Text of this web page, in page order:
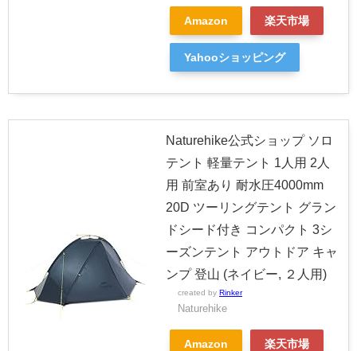
Amazon 楽天市場
Yahooショッピング
Naturehike公式ショップ ソロ
テント 軽量テント 1人用 2人
用 前室あり 耐水圧4000mm
20D ツーリングテント グラン
ドシード付き コンパクト 3シ
ーズンテント アウトドア キャ
ンプ 登山 (ネイビー, ２人用)
created by Rinker
Naturehike
Amazon 楽天市場